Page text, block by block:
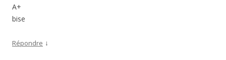
A+
bise
Répondre ↓